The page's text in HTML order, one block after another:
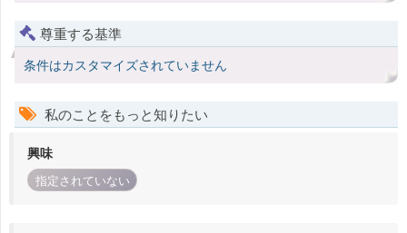
尊重する基準
条件はカスタマイズされていません
私のことをもっと知りたい
興味
指定されていない